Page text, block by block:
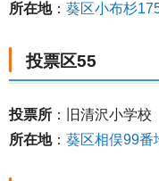
所在地： 葵区小布杉
投票区55
投票所 ：旧清沢小学校
所在地： 葵区相俣99番